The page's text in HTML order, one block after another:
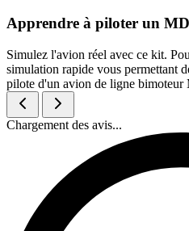
Apprendre à piloter un
Simulez l'avion réel avec ce kit.
simulation rapide vous permettant
pilote d'un avion de ligne bimoteur
Chargement des avis...